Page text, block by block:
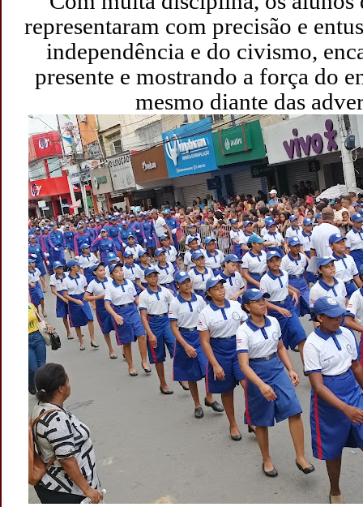
representaram com precisão e
independência e do civismo,
presente e mostrando a força do
mesmo diante das